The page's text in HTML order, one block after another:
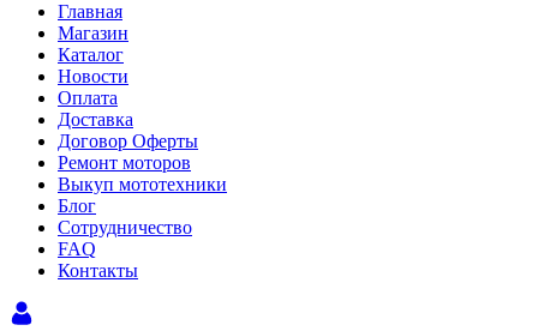
Главная
Магазин
Каталог
Новости
Оплата
Доставка
Договор Оферты
Ремонт моторов
Выкуп мототехники
Блог
Сотрудничество
FAQ
Контакты